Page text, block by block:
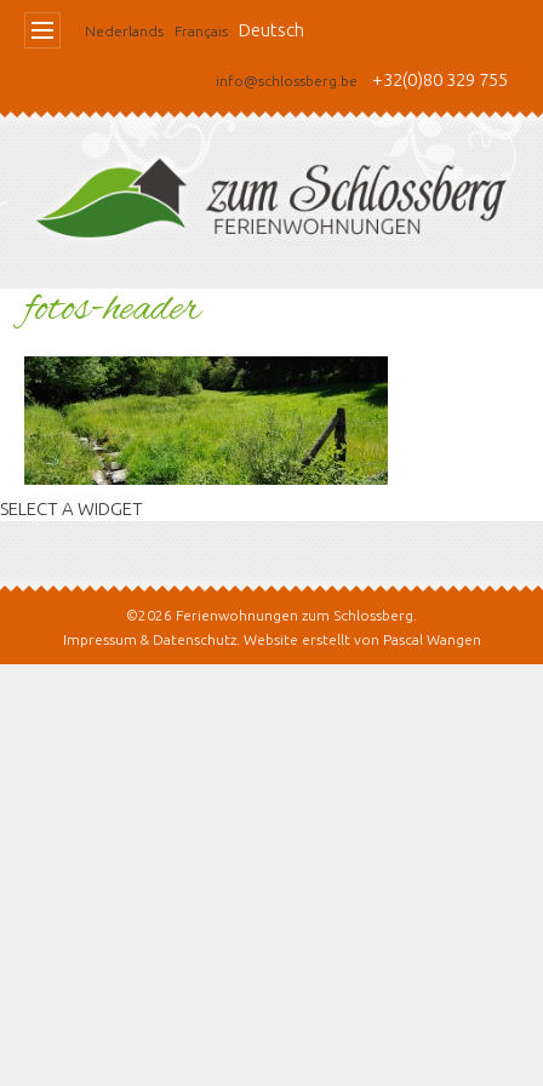
Nederlands Français Deutsch
info@schlossberg.be +32(0)80 329 755
fotos-header
SELECT A WIDGET
©2026 Ferienwohnungen zum Schlossberg.
Impressum & Datenschutz. Website erstellt von Pascal Wangen